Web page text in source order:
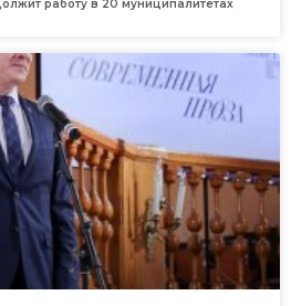
работу в 20 муниципалитетах